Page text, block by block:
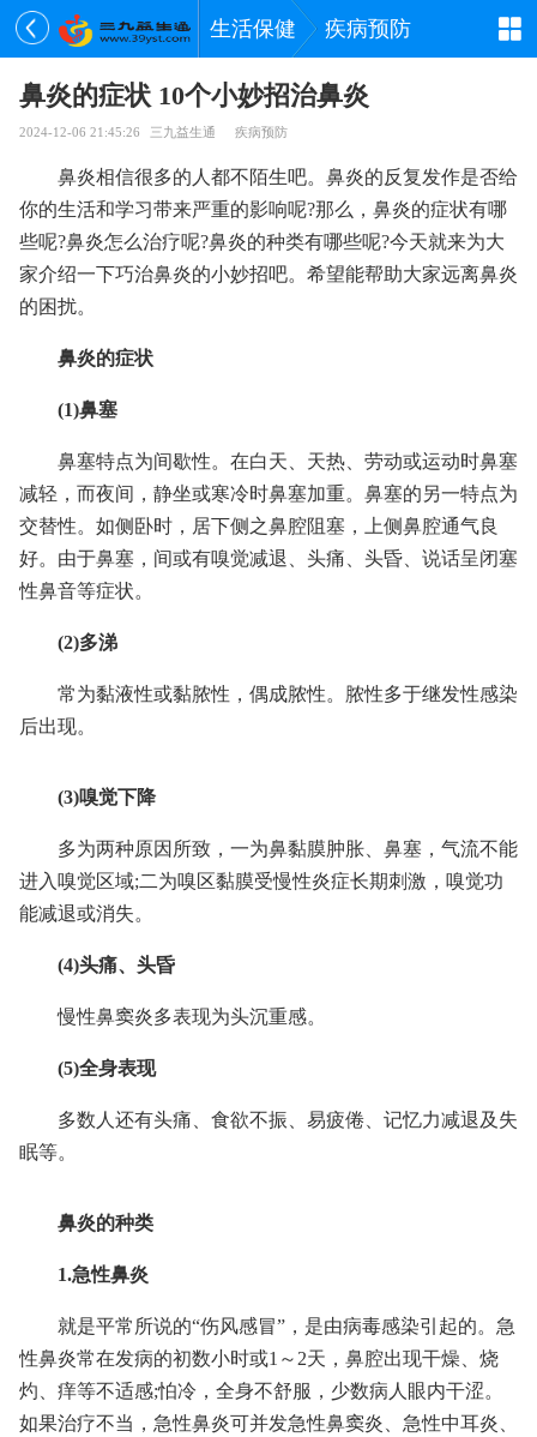
生活保健 疾病预防
鼻炎的症状 10个小妙招治鼻炎
2024-12-06 21:45:26 三九益生通 疾病预防
鼻炎相信很多的人都不陌生吧。鼻炎的反复发作是否给
你的生活和学习带来严重的影响呢?那么，鼻炎的症状有哪
些呢?鼻炎怎么治疗呢?鼻炎的种类有哪些呢?今天就来为大
家介绍一下巧治鼻炎的小妙招吧。希望能帮助大家远离鼻炎
的困扰。
鼻炎的症状
(1)鼻塞
鼻塞特点为间歇性。在白天、天热、劳动或运动时鼻塞
减轻，而夜间，静坐或寒冷时鼻塞加重。鼻塞的另一特点为
交替性。如侧卧时，居下侧之鼻腔阻塞，上侧鼻腔通气良
好。由于鼻塞，间或有嗅觉减退、头痛、头昏、说话呈闭塞
性鼻音等症状。
(2)多涕
常为黏液性或黏脓性，偶成脓性。脓性多于继发性感染
后出现。
(3)嗅觉下降
多为两种原因所致，一为鼻黏膜肿胀、鼻塞，气流不能
进入嗅觉区域;二为嗅区黏膜受慢性炎症长期刺激，嗅觉功
能减退或消失。
(4)头痛、头昏
慢性鼻窦炎多表现为头沉重感。
(5)全身表现
多数人还有头痛、食欲不振、易疲倦、记忆力减退及失
眠等。
鼻炎的种类
1.急性鼻炎
就是平常所说的“伤风感冒”，是由病毒感染引起的。急
性鼻炎常在发病的初数小时或1～2天，鼻腔出现干燥、烧
灼、痒等不适感;怕冷，全身不舒服，少数病人眼内干涩。
如果治疗不当，急性鼻炎可并发急性鼻窦炎、急性中耳炎、